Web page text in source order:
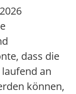
dass die
an
können,